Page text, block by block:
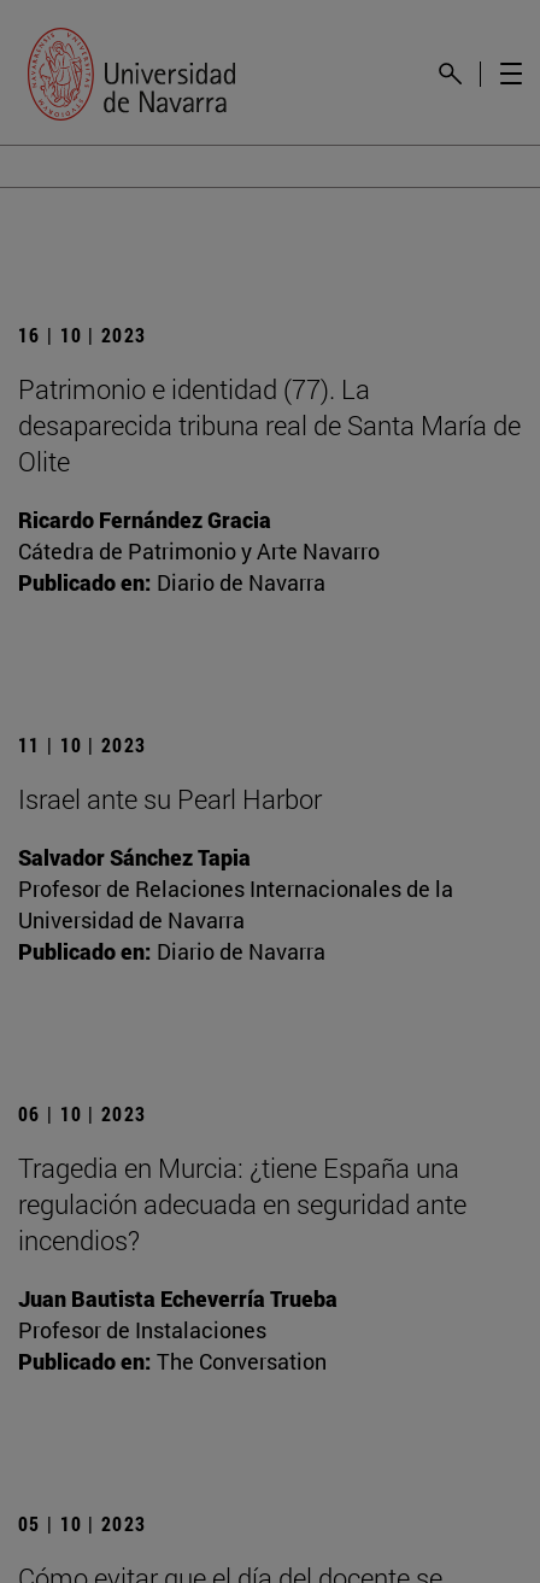
16 | 10 | 2023
Patrimonio e identidad (77). La
desaparecida tribuna real de Santa María de
Olite
Ricardo Fernández Gracia
Cátedra de Patrimonio y Arte Navarro
Publicado en: Diario de Navarra
11 | 10 | 2023
Israel ante su Pearl Harbor
Salvador Sánchez Tapia
Profesor de Relaciones Internacionales de la
Universidad de Navarra
Publicado en: Diario de Navarra
06 | 10 | 2023
Tragedia en Murcia: ¿tiene España una
regulación adecuada en seguridad ante
incendios?
Juan Bautista Echeverría Trueba
Profesor de Instalaciones
Publicado en: The Conversation
05 | 10 | 2023